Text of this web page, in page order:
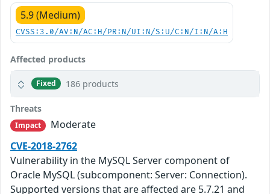
5.9 (Medium)
CVSS:3.0/AV:N/AC:H/PR:N/UI:N/S:U/C:N/I:N/A:H
Affected products
Fixed 186 products
Threats
Impact
Moderate
CVE-2018-2762
Vulnerability in the MySQL Server component of
Oracle MySQL (subcomponent: Server: Connection).
Supported versions that are affected are 5.7.21 and